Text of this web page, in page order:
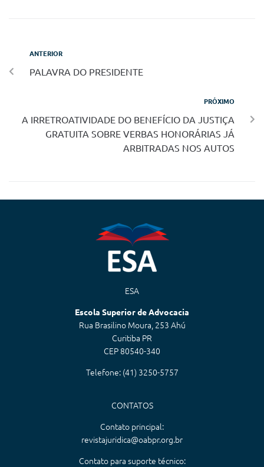
ANTERIOR
PALAVRA DO PRESIDENTE
PRÓXIMO
A IRRETROATIVIDADE DO BENEFÍCIO DA JUSTIÇA
GRATUITA SOBRE VERBAS HONORÁRIAS JÁ
ARBITRADAS NOS AUTOS
ESA
Escola Superior de Advocacia
Rua Brasilino Moura, 253 Ahú
Curitiba PR
CEP 80540-340
Telefone: (41) 3250-5757
CONTATOS
Contato principal:
revistajuridica@oabpr.org.br
Contato para suporte técnico: